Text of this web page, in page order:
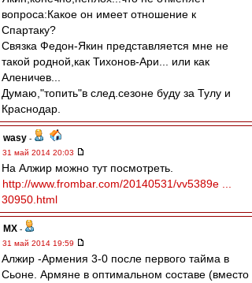
вопроса:Какое он имеет отношение к
Спартаку?
Связка Федон-Якин представляется мне не
такой родной,как Тихонов-Ари... или как
Аленичев...
Думаю,"топить"в след.сезоне буду за Тулу и
Краснодар.
wasy -
31 май 2014 20:03
На Алжир можно тут посмотреть.
http://www.frombar.com/20140531/vv5389e ...
30950.html
МХ -
31 май 2014 19:59
Алжир -Армения 3-0 после первого тайма в
Сьоне. Армяне в оптимальном составе (вместо